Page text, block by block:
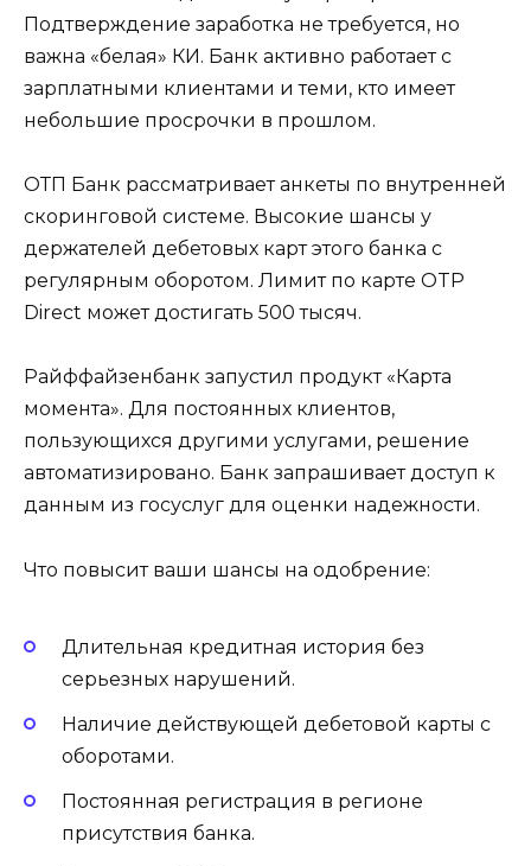
Подтверждение заработка не требуется, но
важна «белая» КИ. Банк активно работает с
зарплатными клиентами и теми, кто имеет
небольшие просрочки в прошлом.
ОТП Банк рассматривает анкеты по внутренней
скоринговой системе. Высокие шансы у
держателей дебетовых карт этого банка с
регулярным оборотом. Лимит по карте OTP
Direct может достигать 500 тысяч.
Райффайзенбанк запустил продукт «Карта
момента». Для постоянных клиентов,
пользующихся другими услугами, решение
автоматизировано. Банк запрашивает доступ к
данным из госуслуг для оценки надежности.
Что повысит ваши шансы на одобрение:
Длительная кредитная история без
серьезных нарушений.
Наличие действующей дебетовой карты с
оборотами.
Постоянная регистрация в регионе
присутствия банка.